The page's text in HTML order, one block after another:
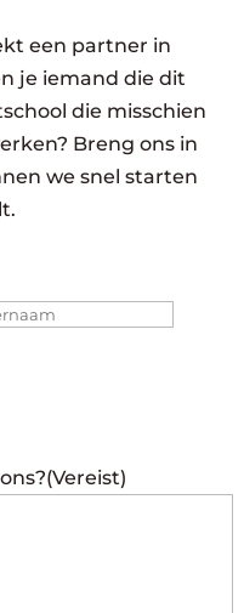
een partner in
je iemand die dit
die misschien
Breng ons in
we snel starten
(Vereist)